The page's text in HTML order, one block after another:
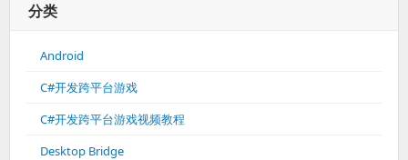
分类
Android
C#开发跨平台游戏
C#开发跨平台游戏视频教程
Desktop Bridge